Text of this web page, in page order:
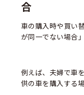
合
車の購入時や買い
が同一でない場合
例えば、夫婦で車
供の車を購入する